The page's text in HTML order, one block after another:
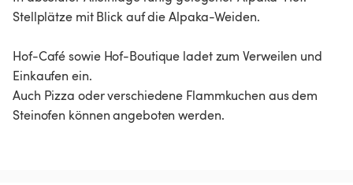
Stellplätze mit Blick auf die Alpaka-Weiden.
Hof-Café sowie Hof-Boutique ladet zum Verweilen und
Einkaufen ein.
Auch Pizza oder verschiedene Flammkuchen aus dem
Steinofen können angeboten werden.